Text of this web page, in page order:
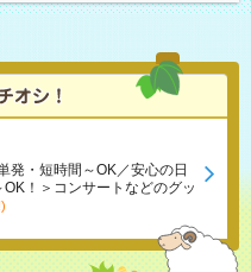
発・短時間～OK／安心の日
！＞コンサートなどのグッ